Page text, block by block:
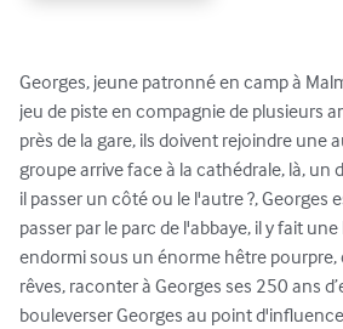
Georges, jeune patronné en camp à
jeu de piste en compagnie de plusieurs
près de la gare, ils doivent rejoindre une
groupe arrive face à la cathédrale, là, un
il passer un côté ou le l'autre ?, Georges
passer par le parc de l'abbaye, il y fait
endormi sous un énorme hêtre pourpre,
rêves, raconter à Georges ses 250 ans
bouleverser Georges au point